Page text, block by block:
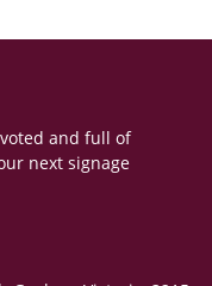
and full of
next signage